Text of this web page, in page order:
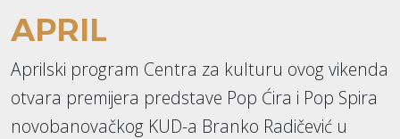
APRIL
Aprilski program Centra za kulturu ovog vikenda
otvara premijera predstave Pop Ćira i Pop Spira
novobanovačkog KUD-a Branko Radičević u